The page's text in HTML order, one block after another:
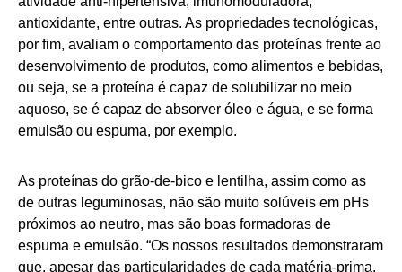
antioxidante, entre outras. As propriedades tecnológicas,
por fim, avaliam o comportamento das proteínas frente ao
desenvolvimento de produtos, como alimentos e bebidas,
ou seja, se a proteína é capaz de solubilizar no meio
aquoso, se é capaz de absorver óleo e água, e se forma
emulsão ou espuma, por exemplo.
As proteínas do grão-de-bico e lentilha, assim como as
de outras leguminosas, não são muito solúveis em pHs
próximos ao neutro, mas são boas formadoras de
espuma e emulsão. “Os nossos resultados demonstraram
que, apesar das particularidades de cada matéria-prima,